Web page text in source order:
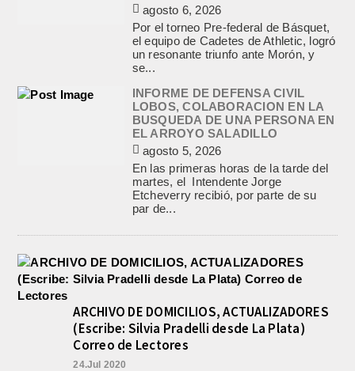
agosto 6, 2026
Por el torneo Pre-federal de Básquet,
el equipo de Cadetes de Athletic, logró
un resonante triunfo ante Morón, y
se...
INFORME DE DEFENSA CIVIL
LOBOS, COLABORACION EN LA
BUSQUEDA DE UNA PERSONA EN
EL ARROYO SALADILLO
agosto 5, 2026
En las primeras horas de la tarde del
martes, el Intendente Jorge
Etcheverry recibió, por parte de su
par de...
ARCHIVO DE DOMICILIOS, ACTUALIZADORES
(Escribe: Silvia Pradelli desde La Plata)
Correo de Lectores
24.Jul 2020